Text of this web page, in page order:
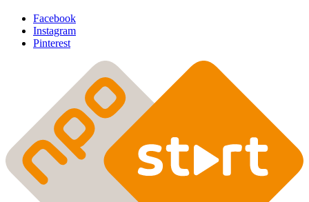
Facebook
Instagram
Pinterest